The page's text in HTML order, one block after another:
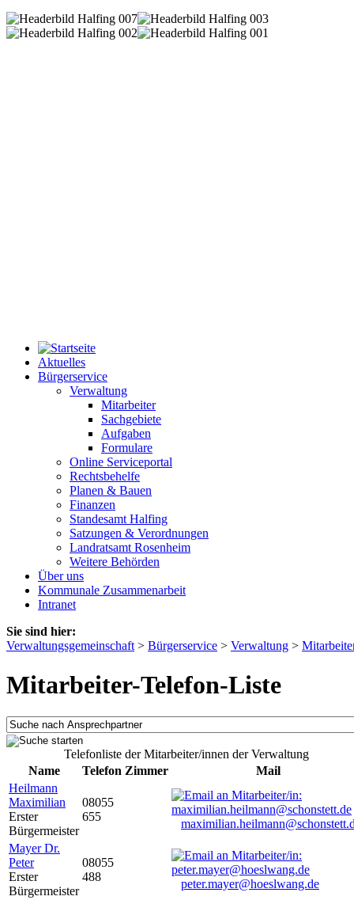
Aktuelles
Bürgerservice
Verwaltung
Mitarbeiter
Sachgebiete
Aufgaben
Formulare
Online Serviceportal
Rechtsbehelfe
Planen & Bauen
Finanzen
Standesamt Halfing
Satzungen & Verordnungen
Landratsamt Rosenheim
Weitere Behörden
Über uns
Kommunale Zusammenarbeit
Intranet
Sie sind hier:
Verwaltungsgemeinschaft > Bürgerservice > Verwaltung >
Mitarbeiter-Telefon-Liste
Telefonliste der Mitarbeiter/innen der Verwaltung
Name
Telefon Zimmer
Mail
Heilmann
Maximilian
Erster
Bürgermeister
08055
655
Mayer Dr.
Peter
Erster
Bürgermeister
08055
488
peter.mayer@hoeslwang.de